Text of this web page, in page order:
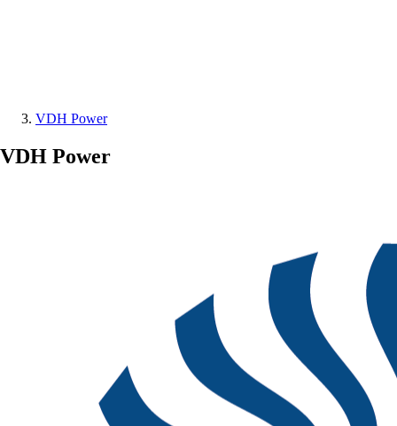
VDH Power
VDH Power